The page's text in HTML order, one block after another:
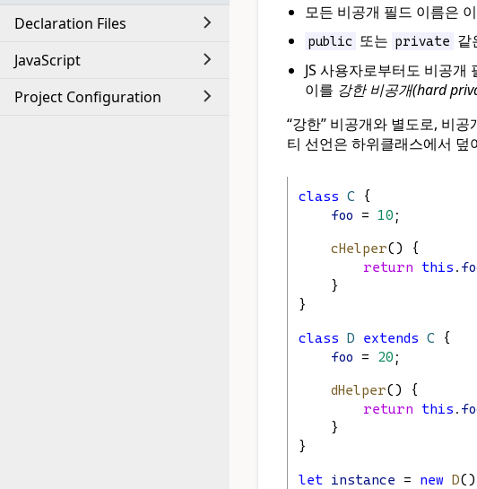
Declaration Files
JavaScript
Project Configuration
모든 비공개 필드 이름은
public 또는 private
같
JS 사용자로부터도 비공
이를 강한 비공개(hard
“강한” 비공개와 별도로, 비
티 선언은 하위클래스에서 덮
class C {
foo = 10 ;
cHelper() {
return
this .
    }
}
class D extends C {
foo = 20 ;
dHelper() {
return
this .
    }
}
let instance = new D